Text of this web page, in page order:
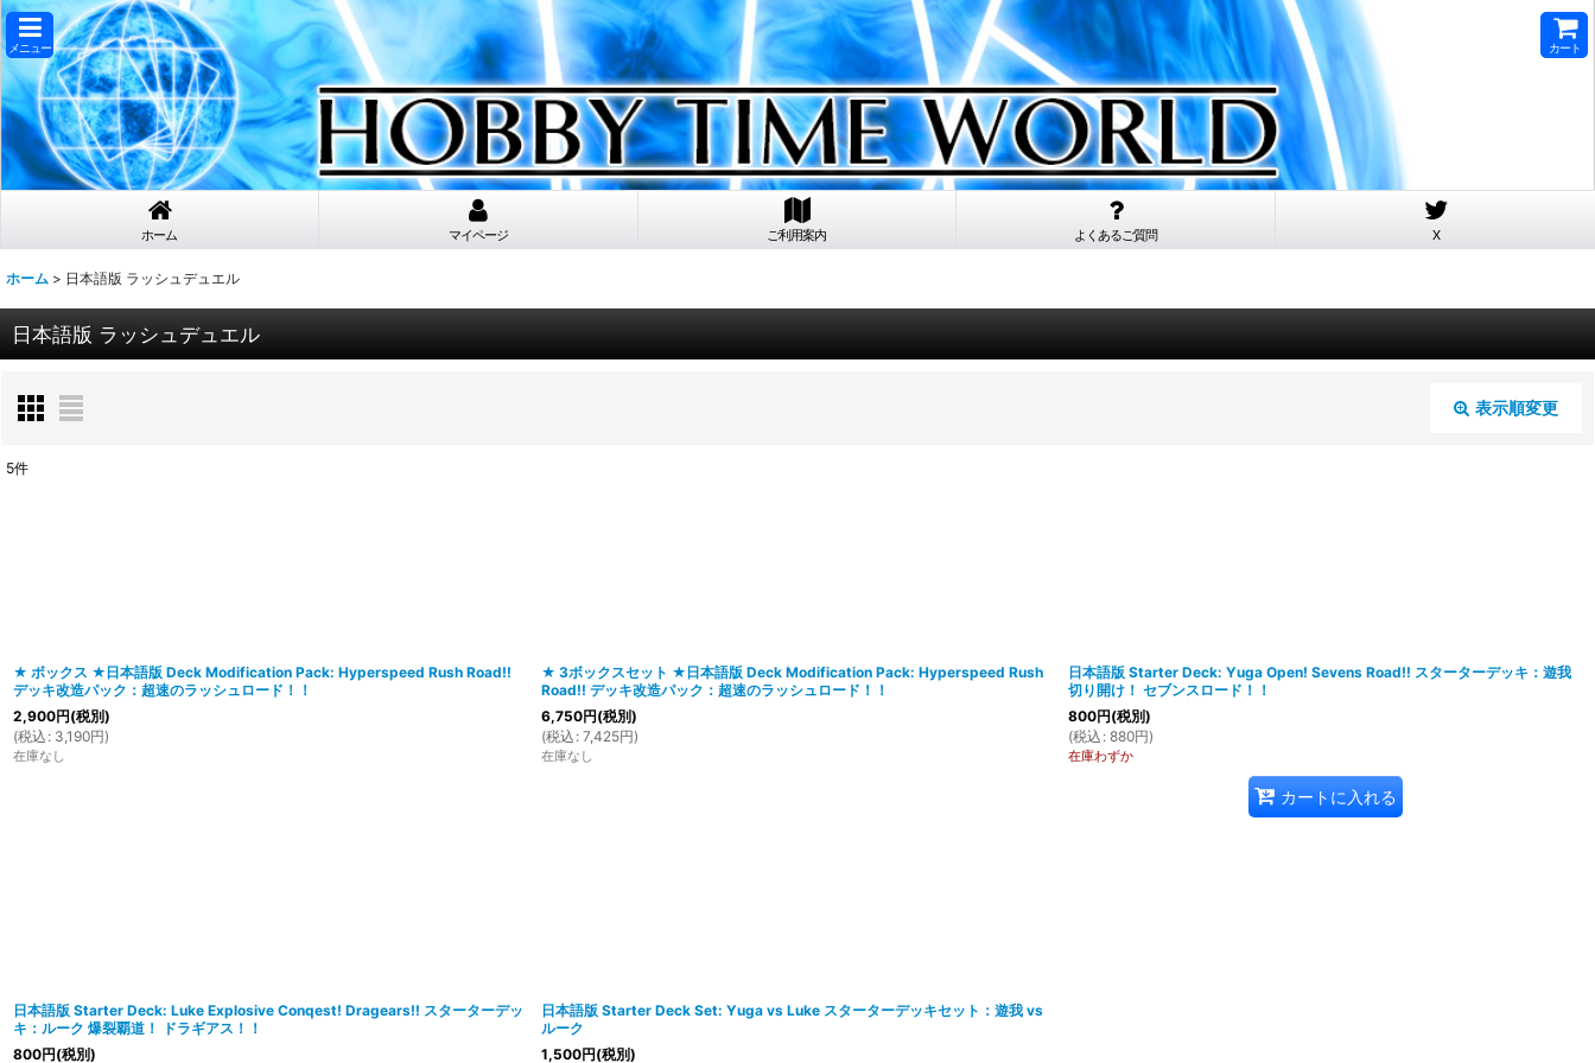
メニュー カート
ホーム マイページ ご利用案内 よくあるご質問 X
ホーム > 日本語版 ラッシュデュエル
日本語版 ラッシュデュエル
表示順変更
絞り込む
5件
★ ボックス ★日本語版 Deck Modification Pack: Hyperspeed Rush Road!!
デッキ改造パック：超速のラッシュロード！！
2,900円(税別)
(税込 : 3,190円)
在庫なし
★ 3ボックスセット ★日本語版 Deck Modification Pack: Hyperspeed Rush
Road!! デッキ改造パック：超速のラッシュロード！！
6,750円(税別)
(税込 : 7,425円)
在庫なし
日本語版 Starter Deck: Yuga Open! Sevens Road!! スターターデッキ：遊我
切り開け！ セブンスロード！！
800円(税別)
(税込 : 880円)
在庫わずか
カートに入れる
日本語版 Starter Deck: Luke Explosive Conqest! Dragears!! スターターデッ
キ：ルーク 爆裂覇道！ ドラギアス！！
800円(税別)
日本語版 Starter Deck Set: Yuga vs Luke スターターデッキセット：遊我 vs
ルーク
1,500円(税別)